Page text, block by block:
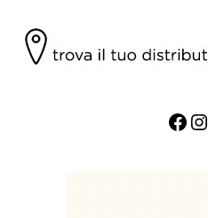
Facebook Instagram